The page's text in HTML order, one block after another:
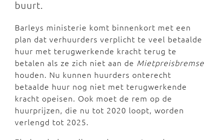
buurt.
Barleys ministerie komt binnenkort met een
plan dat verhuurders verplicht te veel betaalde
huur met terugwerkende kracht terug te
betalen als ze zich niet aan de Mietpreisbremse
houden. Nu kunnen huurders onterecht
betaalde huur nog niet met terugwerkende
kracht opeisen. Ook moet de rem op de
huurprijzen, die nu tot 2020 loopt, worden
verlengd tot 2025.